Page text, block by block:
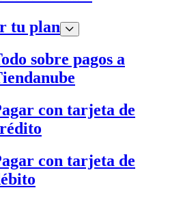
tu plan
sobre pagos a
con tarjeta de
con tarjeta de